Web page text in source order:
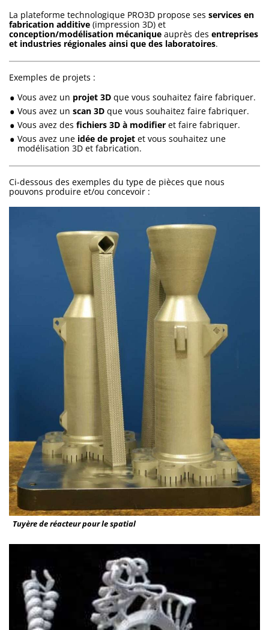
La plateforme technologique PRO3D propose ses services en
fabrication additive (impression 3D) et
conception/modélisation mécanique auprès des entreprises
et industries régionales ainsi que des laboratoires.
Exemples de projets :
Vous avez un projet 3D que vous souhaitez faire fabriquer.
Vous avez un scan 3D que vous souhaitez faire fabriquer.
Vous avez des fichiers 3D à modifier et faire fabriquer.
Vous avez une idée de projet et vous souhaitez une
modélisation 3D et fabrication.
Ci-dessous des exemples du type de pièces que nous
pouvons produire et/ou concevoir :
Tuyère de réacteur pour le spatial